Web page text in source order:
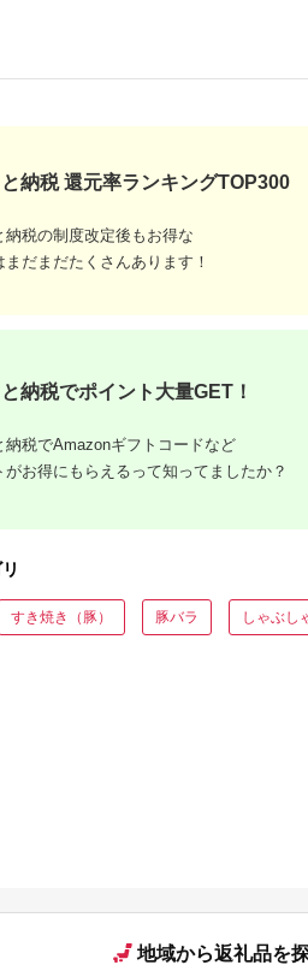
ス
都城市
真空)_13-
(都城市) 銘柄
ミンチ肉
凍肉 ブラン
ク 豚肉 肉
4.6
北海道 池田町
グ 150g×10個セット
冷凍 小分け 総菜 弁当
豚肉
4.5
豚
納税 還元率ランキングTOP300
納税の制度改定後もお得な
まだまだたくさんあります！
納税でポイント大量GET！
納税でAmazonギフトコードなど
がお得にもらえるって知ってましたか？
すき焼き（豚） 豚バラ しゃぶし
地域から返礼品を